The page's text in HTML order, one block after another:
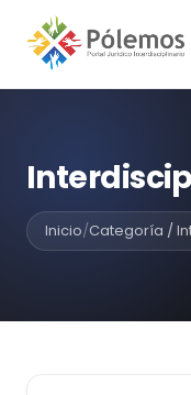
Inicio/Categoría /